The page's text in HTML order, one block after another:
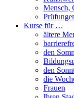
Mensch,
Kurse für …
ältere
den
den
die
Frauen